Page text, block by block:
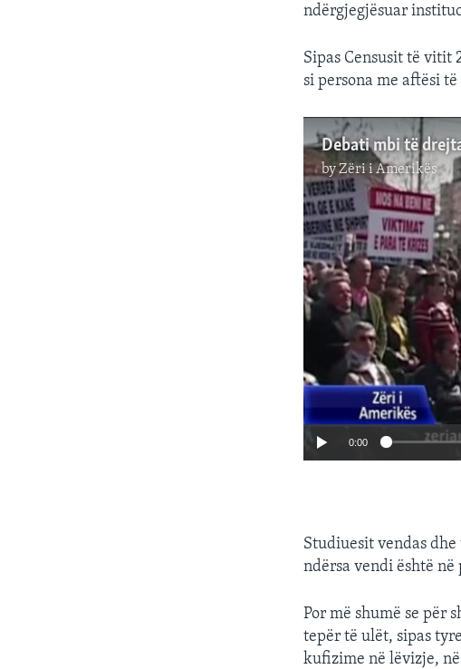
ndërgjegjësuar
Sipas Censusit të vitit
si persona me aftësi
byZëri i Amerikës
0:00
Studiuesit vendas
ndërsa vendi është në
Por më shumë se për
tepër të ulët, sipas
kufizime në lëvizje,